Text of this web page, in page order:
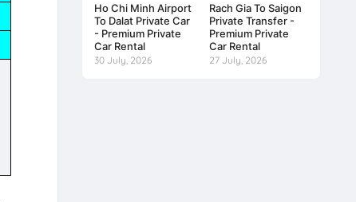
Ho Chi Minh Airport
To Dalat Private Car
- Premium Private
Car Rental
30 July, 2026
Rach Gia To Saigon
Private Transfer -
Premium Private
Car Rental
27 July, 2026